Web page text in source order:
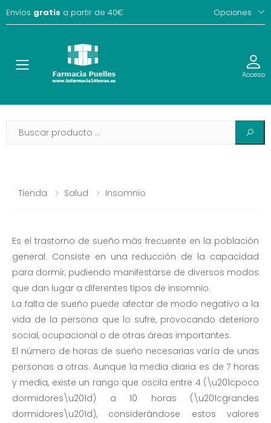
Envíos gratis a partir de 40€ Opciones
Toggle Acceso
Tienda Salud Insomnio
Es el trastorno de sueño más frecuente en la población
general. Consiste en una reducción de la capacidad
para dormir, pudiendo manifestarse de diversos modos
que dan lugar a diferentes tipos de insomnio.
La falta de sueño puede afectar de modo negativo a la
vida de la persona que lo sufre, provocando deterioro
social, ocupacional o de otras áreas importantes.
El número de horas de sueño necesarias varía de unas
personas a otras. Aunque la media diaria es de 7 horas
y media, existe un rango que oscila entre 4 (\u201cpoco
dormidores\u201d) a 10 horas (\u201cgrandes
dormidores\u201d), considerándose estos valores